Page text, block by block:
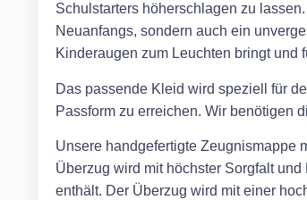
Schulstarters höherschlagen zu
Neuanfangs, sondern auch ein
Kinderaugen zum Leuchten bringt und
Das passende Kleid wird speziell für
Passform zu erreichen. Wir benötigen
Unsere handgefertigte Zeugnismappe
Überzug wird mit höchster Sorgfalt
enthält. Der Überzug wird mit einer